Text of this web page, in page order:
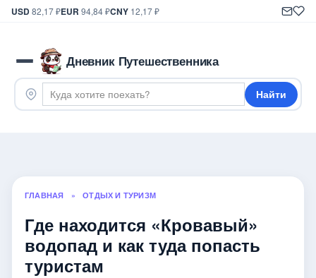
USD82,17 ₽EUR 94,84 ₽CNY 12,17 ₽
Дневник Путешественника
Найти
ГЛАВНАЯ » ОТДЫХ И ТУРИЗМ
Где находится «Кровавый»
водопад и как туда попасть
туристам